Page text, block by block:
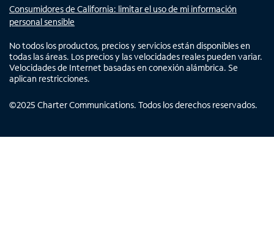
Consumidores de California: limitar el uso de mi información
personal sensible
No todos los productos, precios y servicios están disponibles en
todas las áreas. Los precios y las velocidades reales pueden variar.
Velocidades de Internet basadas en conexión alámbrica. Se
aplican restricciones.
©2025 Charter Communications. Todos los derechos reservados.